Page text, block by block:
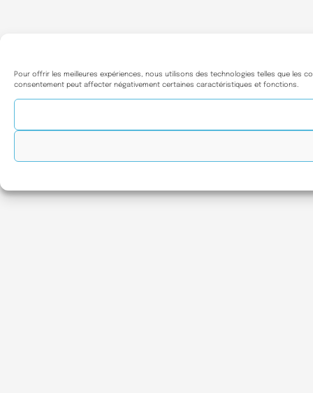
Pour offrir les meilleures expériences, nous utilisons des technologies telles que les
consentement peut affecter négativement certaines caractéristiques et fonctions.